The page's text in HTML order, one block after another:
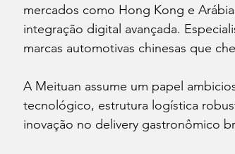
mercados como Hong Kong e
integração digital avançada.
marcas automotivas chinesas que
A Meituan assume um papel
tecnológico, estrutura logística
inovação no delivery gastronômico